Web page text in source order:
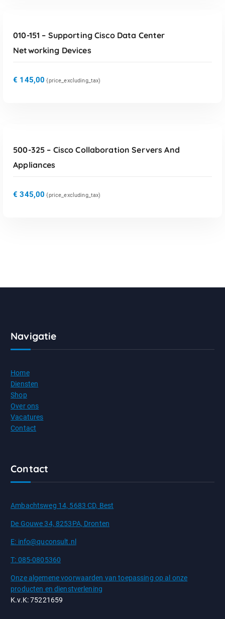
010-151 – Supporting Cisco Data Center
Networking Devices
€ 145,00 {price_excluding_tax)
500-325 – Cisco Collaboration Servers And
Appliances
€ 345,00 {price_excluding_tax)
Navigatie
Home
Diensten
Shop
Over ons
Vacatures
Contact
Contact
Ambachtsweg 14, 5683 CD, Best
De Gouwe 34, 8253PA, Dronten
E: info@quconsult.nl
T: 085-0805360
Onze algemene voorwaarden van toepassing op al onze
producten en dienstverlening
K.v.K: 75221659